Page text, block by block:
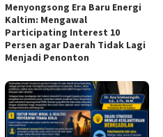
Menyongsong Era Baru Energi
Kaltim: Mengawal
Participating Interest 10
Persen agar Daerah Tidak Lagi
Menjadi Penonton